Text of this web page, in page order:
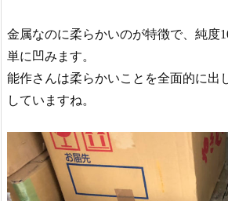
金属なのに柔らかいのが特徴で、純度
単に凹みます。
能作さんは柔らかいことを全面的に出
していますね。